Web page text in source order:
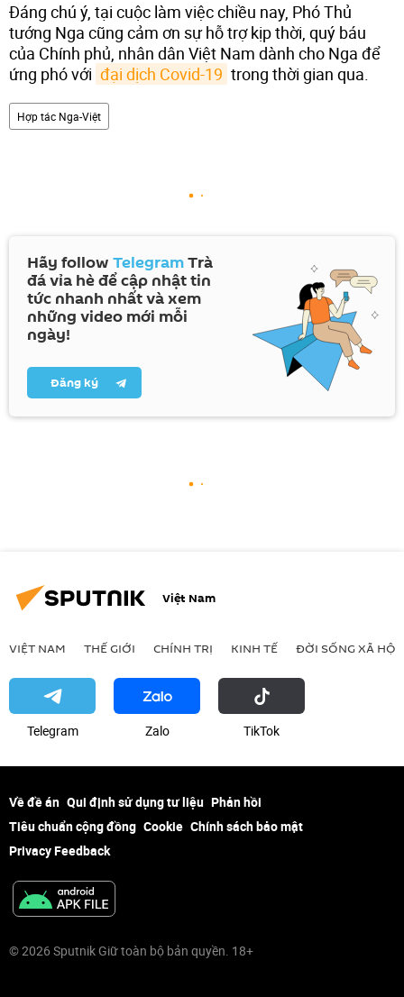
Đáng chú ý, tại cuộc làm việc chiều nay, Phó Thủ
tướng Nga cũng cảm ơn sự hỗ trợ kịp thời, quý báu
của Chính phủ, nhân dân Việt Nam dành cho Nga để
ứng phó với đại dịch Covid-19 trong thời gian qua.
Hợp tác Nga-Việt
Hãy follow TelegramTrà
đá vỉa hè để cập nhật tin
tức nhanh nhất và xem
những video mới mỗi
ngày!
Đăng ký
Việt Nam
VIỆT NAM THẾ GIỚI CHÍNH TRỊ KINH TẾ ĐỜI SỐNG XÃ HỘI
Telegram Zalo ТikТоk
Về đề án Qui định sử dụng tư liệu Phản hồi
Tiêu chuẩn cộng đồng Cookie Chính sách bảo mật
Privacy Feedback
© 2026 Sputnik Giữ toàn bộ bản quyền. 18+